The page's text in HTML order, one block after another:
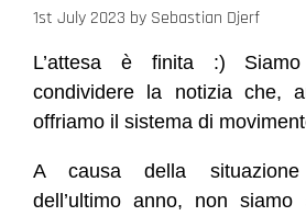
1st July 2023 by Sebastian Djerf
L’attesa è finita :)
condividere la notizia che,
offriamo il sistema di
A causa della
dell’ultimo anno, non